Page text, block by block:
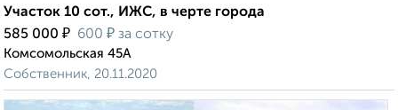
Участок 10 сот., ИЖС, в черте города
585 000 ₽ 600 ₽ за сотку
Комсомольская 45А
Собственник, 20.11.2020